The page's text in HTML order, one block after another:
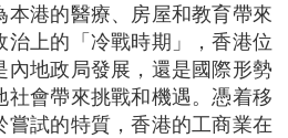
本港的醫療、房屋和教育帶來
治上的「冷戰時期」，香港位
內地政局發展，還是國際形勢
社會帶來挑戰和機遇。憑着移
嘗試的特質，香港的工商業在